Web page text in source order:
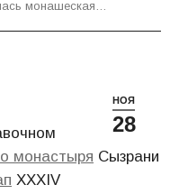
монашеская…
НОЯ
28
монастыря Сызрани
XXXIV